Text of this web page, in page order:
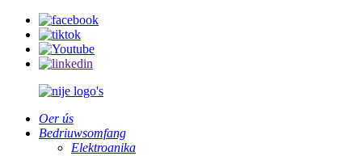
Oer ús
Bedriuwsomfang
Elektroanika